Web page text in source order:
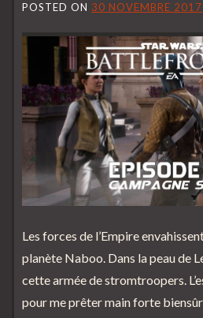
POSTED ON 30 NOVEMBRE 2017
Les forces de l’Empire
planète Naboo. Dans la peau de
cette armée de stromtroopers.
pour me prêter main forte biensûr